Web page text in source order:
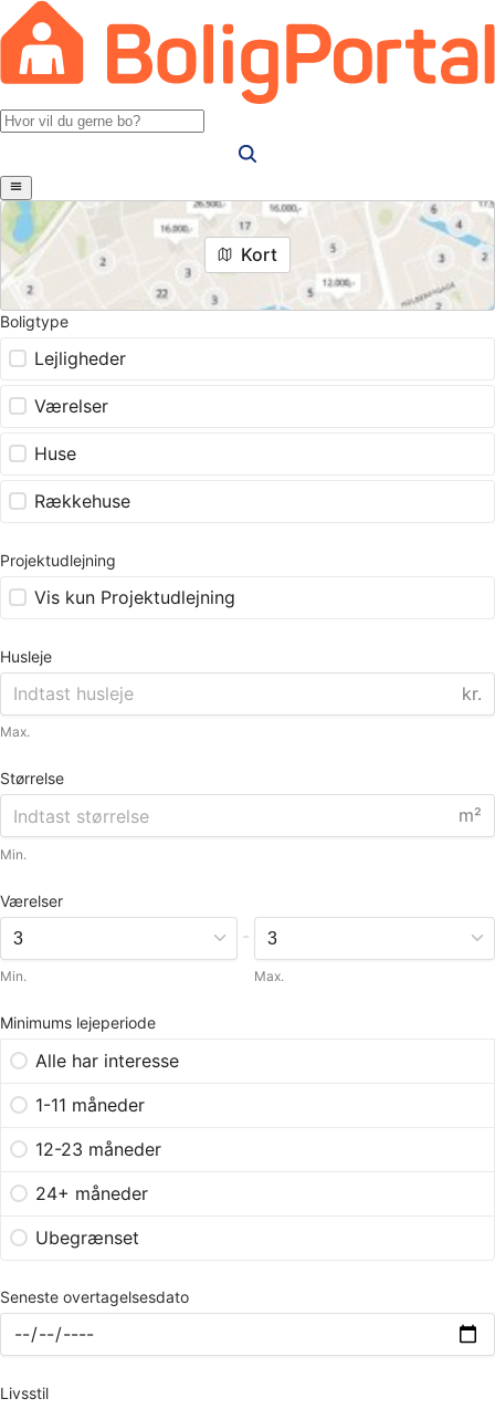
Kort
Boligtype
Lejligheder
Værelser
Huse
Rækkehuse
Projektudlejning
Vis kun Projektudlejning
Husleje
kr.
Max.
Størrelse
m²
Min.
Værelser
Min.
-
Max.
Minimums lejeperiode
Alle har interesse
1-11 måneder
12-23 måneder
24+ måneder
Ubegrænset
Seneste overtagelsesdato
Livsstil